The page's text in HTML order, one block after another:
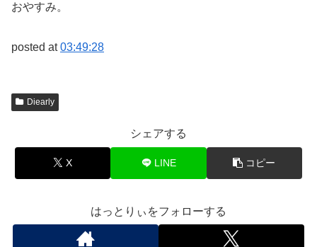
おやすみ。
posted at03:49:28
Diearly
シェアする
X LINE コピー
はっとりぃをフォローする